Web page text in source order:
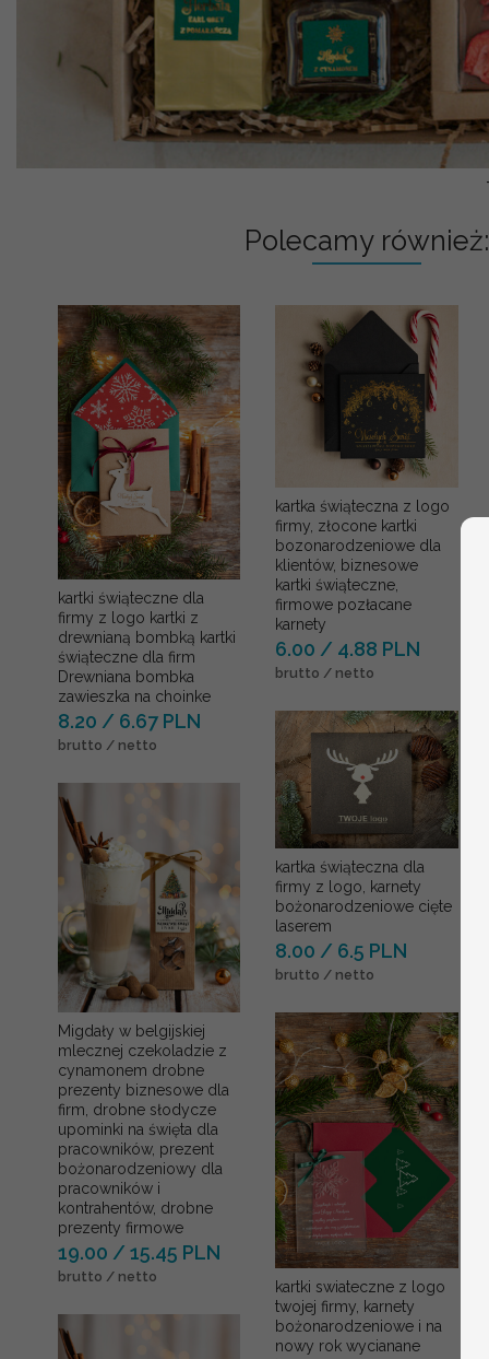
Polecamy również:
kartki świąteczne dla
firmy z logo kartki z
drewnianą bombką kartki
świąteczne dla firm
Drewniana bombka
zawieszka na choinke
8.20 / 6.67 PLN
brutto / netto
Migdały w belgijskiej
mlecznej czekoladzie z
cynamonem drobne
prezenty biznesowe dla
firm, drobne słodycze
upominki na święta dla
pracowników, prezent
bożonarodzeniowy dla
pracowników i
kontrahentów, drobne
prezenty firmowe
19.00 / 15.45 PLN
brutto / netto
kartka świąteczna z logo
firmy, złocone kartki
bozonarodzeniowe dla
klientów, biznesowe
kartki świąteczne,
firmowe pozłacane
karnety
6.00 / 4.88 PLN
brutto / netto
kartka świąteczna dla
firmy z logo, karnety
bożonarodzeniowe cięte
laserem
8.00 / 6.5 PLN
brutto / netto
kartki swiateczne z logo
twojej firmy, karnety
bożonarodzeniowe i na
nowy rok wycianane